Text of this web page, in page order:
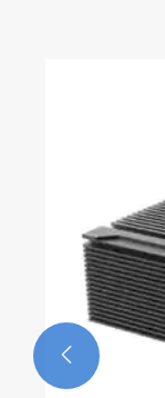
